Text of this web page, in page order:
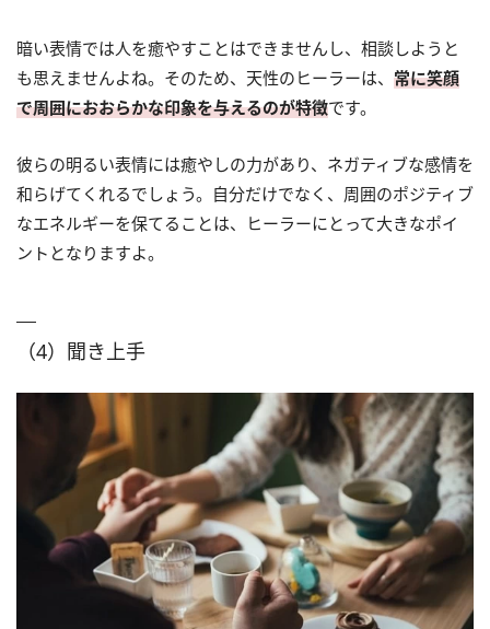
暗い表情では人を癒やすことはできませんし、相談しようと
も思えませんよね。そのため、天性のヒーラーは、 常に笑顔
で周囲におおらかな印象を与えるのが特徴です。
彼らの明るい表情には癒やしの力があり、ネガティブな感情を
和らげてくれるでしょう。自分だけでなく、周囲のポジティブ
なエネルギーを保てることは、ヒーラーにとって大きなポイ
ントとなりますよ。
（4）聞き上手